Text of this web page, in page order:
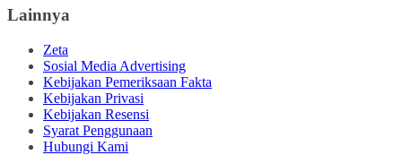
Lainnya
Zeta
Sosial Media Advertising
Kebijakan Pemeriksaan Fakta
Kebijakan Privasi
Kebijakan Resensi
Syarat Penggunaan
Hubungi Kami